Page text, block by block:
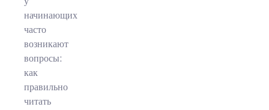
начинающих
часто
возникают
вопросы:
как
правильно
читать